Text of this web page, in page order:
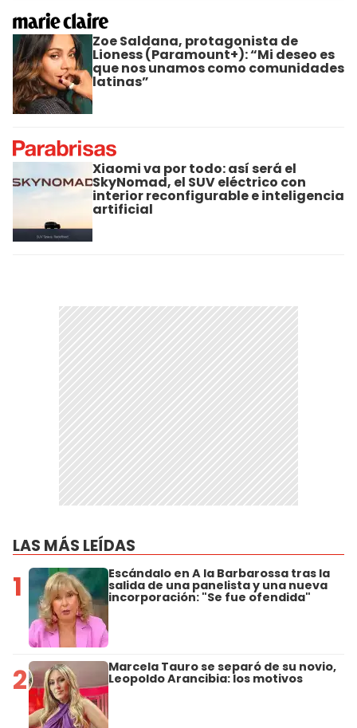
Zoe Saldana, protagonista de
Lioness (Paramount+): “Mi deseo es
que nos unamos como comunidades
latinas”
Xiaomi va por todo: así será el
SkyNomad, el SUV eléctrico con
interior reconfigurable e inteligencia
artificial
LAS MÁS LEÍDAS
1 Escándalo en A la Barbarossa tras la
salida de una panelista y una nueva
incorporación: "Se fue ofendida"
2 Marcela Tauro se separó de su novio,
Leopoldo Arancibia: los motivos